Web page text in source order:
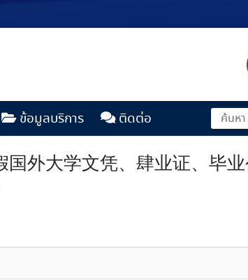
ข้อมูลบริการ ติดต่อ
外大学文凭、肆业证、毕